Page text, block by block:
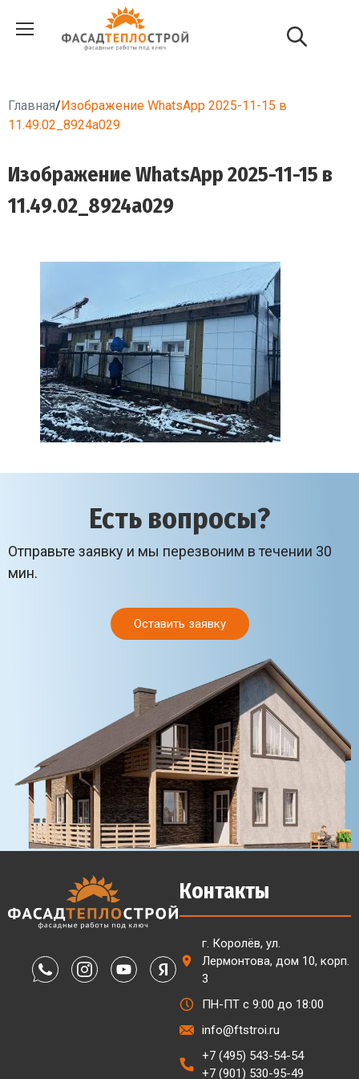
Главная/Изображение WhatsApp 2025-11-15 в
11.49.02_8924a029
Изображение WhatsApp 2025-11-15 в
11.49.02_8924a029
Есть вопросы?
Отправьте заявку и мы перезвоним в течении 30
мин.
Оставить заявку
Контакты
г. Королёв, ул.
Лермонтова, дом 10, корп.
3
ПН-ПТ с 9:00 до 18:00
info@ftstroi.ru
+7 (495) 543-54-54
+7 (901) 530-95-49